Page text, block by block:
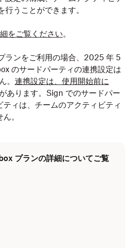
行うことができます。
をご覧ください。
ランをご利用の場合、2025 年 5
のサードパーティの連携設定は
。 連携設定は、使用開始前に
あります。Sign でのサードパー
ィは、チームのアクティビティ
。
プランの詳細についてご覧